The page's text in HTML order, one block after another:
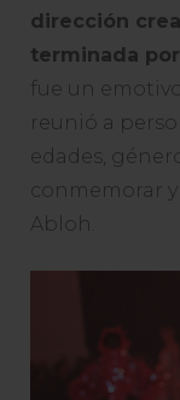
dirección
terminada
fue un
reunió a
edades,
conmemorar
Abloh.